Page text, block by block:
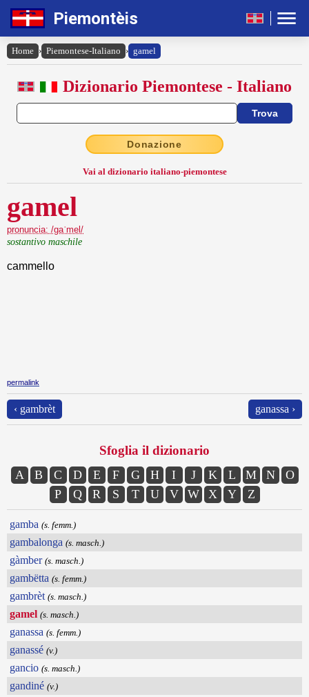
Piemontèis
Home › Piemontese-Italiano › gamel
Dizionario Piemontese - Italiano
Donazione
Vai al dizionario italiano-piemontese
gamel
pronuncia: /gaˈmel/
sostantivo maschile
cammello
permalink
‹ gambrèt ganassa ›
Sfoglia il dizionario
A B C D E F G H I J K L M N
O
P
Q R S T U V W X Y Z
gamba (s. femm.)
gambalonga (s. masch.)
gàmber (s. masch.)
gambëtta (s. femm.)
gambrèt (s. masch.)
gamel (s. masch.)
ganassa (s. femm.)
ganassé (v.)
gancio (s. masch.)
gandiné (v.)